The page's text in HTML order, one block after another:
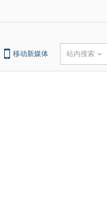
移动新媒体 站内搜索